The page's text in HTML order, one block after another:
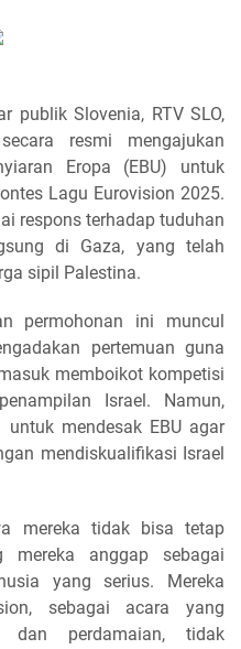
publik Slovenia, RTV SLO,
resmi mengajukan
Eropa (EBU) untuk
Lagu Eurovision 2025.
respons terhadap tuduhan
di Gaza, yang telah
sipil Palestina.
permohonan ini muncul
pertemuan guna
memboikot kompetisi
Israel. Namun,
mendesak EBU agar
mendiskualifikasi Israel
mereka tidak bisa tetap
anggap sebagai
yang serius. Mereka
sebagai acara yang
dan perdamaian, tidak